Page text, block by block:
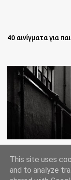
40 αινίγματα για
Lee Jeffries
This site uses
and to analyze